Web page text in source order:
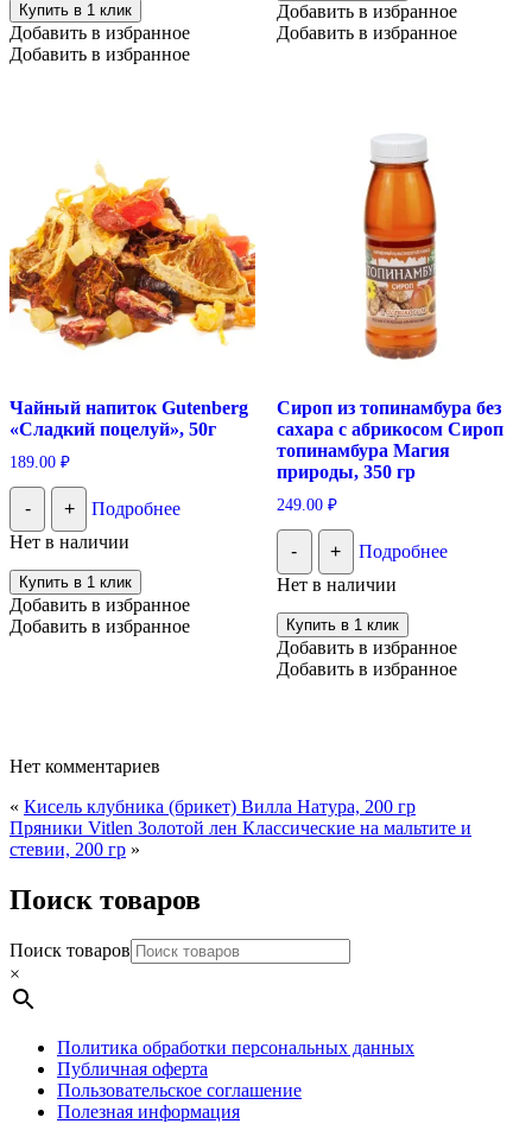
Купить в 1 клик
Добавить в избранное
Добавить в избранное
Добавить в избранное
Добавить в избранное
Чайный напиток Gutenberg
«Сладкий поцелуй», 50г
189.00 ₽
- +
Подробнее
Нет в наличии
Купить в 1 клик
Добавить в избранное
Добавить в избранное
Сироп из топинамбура без
сахара с абрикосом Сироп
топинамбура Магия
природы, 350 гр
249.00 ₽
- +
Подробнее
Нет в наличии
Купить в 1 клик
Добавить в избранное
Добавить в избранное
Нет комментариев
« Кисель клубника (брикет) Вилла Натура, 200 гр
Пряники Vitlen Золотой лен Классические на мальтите и
стевии, 200 гр »
Поиск товаров
Поиск товаров
×
Политика обработки персональных данных
Публичная оферта
Пользовательское соглашение
Полезная информация